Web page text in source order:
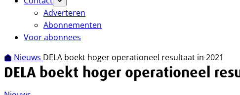
Adverteren
Abonnementen
Voor abonnees
Nieuws DELA boekt hoger operationeel resultaat in 2021
DELA boekt hoger operationeel